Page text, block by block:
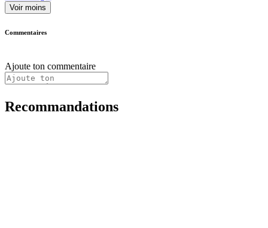
Voir moins
Commentaires
Ajoute ton commentaire
Recommandations